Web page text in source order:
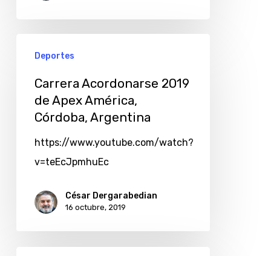
Deportes
Carrera Acordonarse 2019
de Apex América,
Córdoba, Argentina
https://www.youtube.com/watch?
v=teEcJpmhuEc
César Dergarabedian
16 octubre, 2019